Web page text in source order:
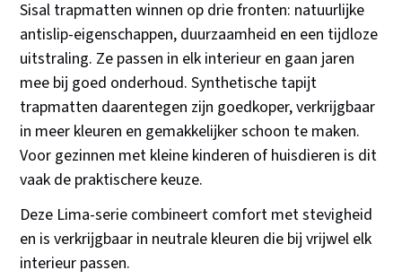
Sisal trapmatten winnen op drie fronten: natuurlijke
antislip-eigenschappen, duurzaamheid en een tijdloze
uitstraling. Ze passen in elk interieur en gaan jaren
mee bij goed onderhoud. Synthetische tapijt
trapmatten daarentegen zijn goedkoper, verkrijgbaar
in meer kleuren en gemakkelijker schoon te maken.
Voor gezinnen met kleine kinderen of huisdieren is dit
vaak de praktischere keuze.
Deze Lima-serie combineert comfort met stevigheid
en is verkrijgbaar in neutrale kleuren die bij vrijwel elk
interieur passen.